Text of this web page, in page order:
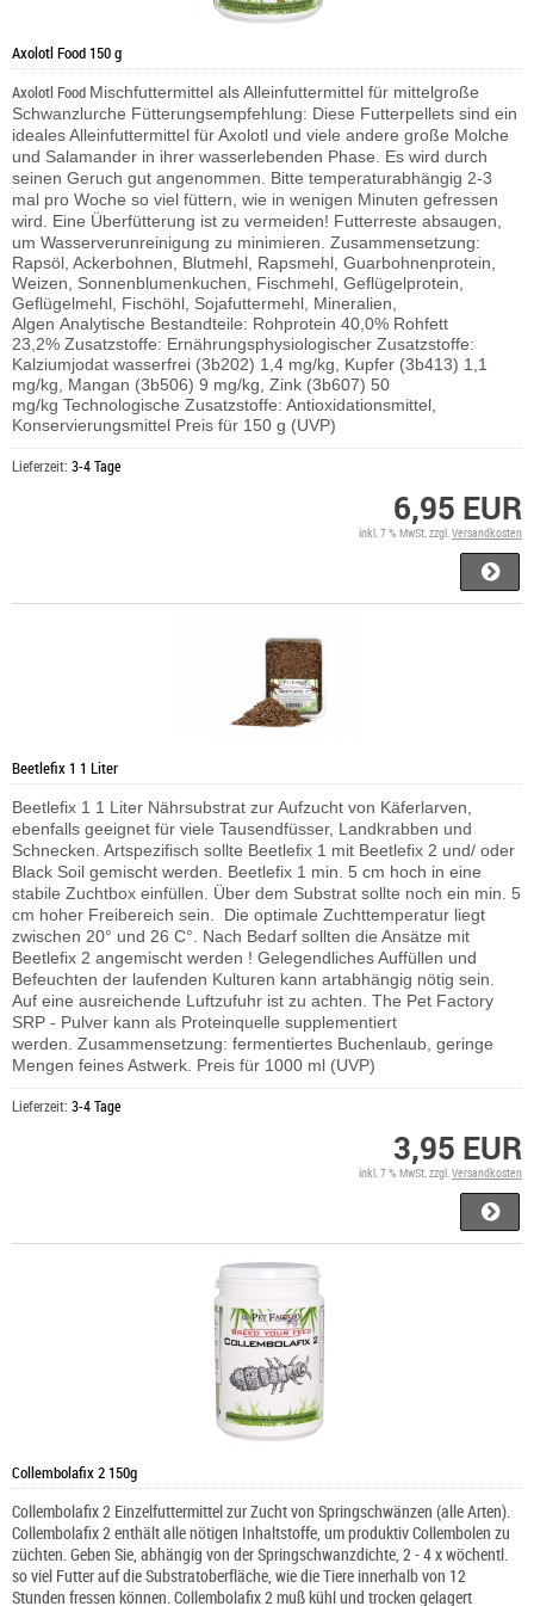
Axolotl Food 150 g
Axolotl Food Mischfuttermittel als Alleinfuttermittel für mittelgroße
Schwanzlurche Fütterungsempfehlung: Diese Futterpellets sind ein
ideales Alleinfuttermittel für Axolotl und viele andere große Molche
und Salamander in ihrer wasserlebenden Phase. Es wird durch
seinen Geruch gut angenommen. Bitte temperaturabhängig 2-3
mal pro Woche so viel füttern, wie in wenigen Minuten gefressen
wird. Eine Überfütterung ist zu vermeiden! Futterreste absaugen,
um Wasserverunreinigung zu minimieren. Zusammensetzung:
Rapsöl, Ackerbohnen, Blutmehl, Rapsmehl, Guarbohnenprotein,
Weizen, Sonnenblumenkuchen, Fischmehl, Geflügelprotein,
Geflügelmehl, Fischöhl, Sojafuttermehl, Mineralien,
Algen Analytische Bestandteile: Rohprotein 40,0% Rohfett
23,2% Zusatzstoffe: Ernährungsphysiologischer Zusatzstoffe:
Kalziumjodat wasserfrei (3b202) 1,4 mg/kg, Kupfer (3b413) 1,1
mg/kg, Mangan (3b506) 9 mg/kg, Zink (3b607) 50
mg/kg Technologische Zusatzstoffe: Antioxidationsmittel,
Konservierungsmittel Preis für 150 g (UVP)
Lieferzeit: 3-4 Tage
6,95 EUR
inkl. 7 % MwSt. zzgl. Versandkosten
Beetlefix 1 1 Liter
Beetlefix 1 1 Liter Nährsubstrat zur Aufzucht von Käferlarven,
ebenfalls geeignet für viele Tausendfüsser, Landkrabben und
Schnecken. Artspezifisch sollte Beetlefix 1 mit Beetlefix 2 und/ oder
Black Soil gemischt werden. Beetlefix 1 min. 5 cm hoch in eine
stabile Zuchtbox einfüllen. Über dem Substrat sollte noch ein min. 5
cm hoher Freibereich sein. Die optimale Zuchttemperatur liegt
zwischen 20° und 26 C°. Nach Bedarf sollten die Ansätze mit
Beetlefix 2 angemischt werden ! Gelegendliches Auffüllen und
Befeuchten der laufenden Kulturen kann artabhängig nötig sein.
Auf eine ausreichende Luftzufuhr ist zu achten. The Pet Factory
SRP - Pulver kann als Proteinquelle supplementiert
werden. Zusammensetzung: fermentiertes Buchenlaub, geringe
Mengen feines Astwerk. Preis für 1000 ml (UVP)
Lieferzeit: 3-4 Tage
3,95 EUR
inkl. 7 % MwSt. zzgl.Versandkosten
Collembolafix 2 150g
Collembolafix 2 Einzelfuttermittel zur Zucht von Springschwänzen (alle Arten).
Collembolafix 2 enthält alle nötigen Inhaltstoffe, um produktiv Collembolen zu
züchten. Geben Sie, abhängig von der Springschwanzdichte, 2 - 4 x wöchentl.
so viel Futter auf die Substratoberfläche, wie die Tiere innerhalb von 12
Stunden fressen können. Collembolafix 2 muß kühl und trocken gelagert